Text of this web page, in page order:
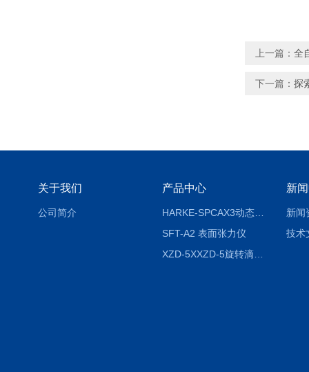
上一篇： 全
下一篇： 探
关于我们
公司简介
产品中心
HARKE-SPCAX3动态接触角测定仪系列
SFT-A2 表面张力仪
XZD-5XXZD-5旋转滴超低界面张力仪
新
新闻
技术